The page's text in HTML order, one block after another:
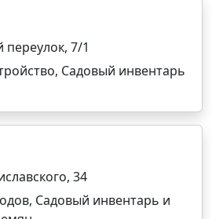
7/1
Садовый инвентарь
34
Садовый инвентарь и